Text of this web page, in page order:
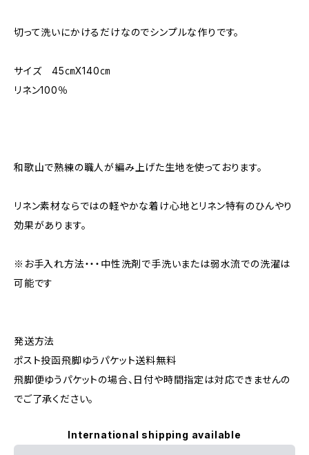
切って洗いにかけるだけなのでシンプルな作りです。
サイズ 45㎝X140㎝
リネン100％
和歌山で熟練の職人が編み上げた生地を使っております。
リネン素材ならではの軽やかな着け心地とリネン特有のひんやり
効果があります。
※お手入れ方法・・・中性洗剤で手洗いまたは弱水流での洗濯は
可能です
発送方法
ポスト投函飛脚ゆうパケット送料無料
飛脚便ゆうパケットの場合、日付や時間指定は対応できませんの
でご了承ください。
International shipping available